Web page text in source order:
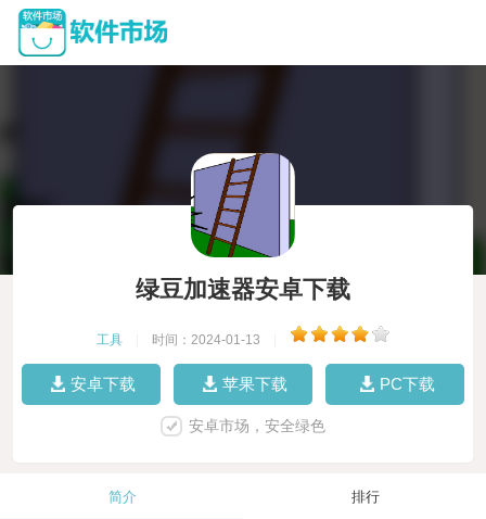
绿豆加速器安卓下载
工具 时间：2024-01-13
安卓下载 苹果下载 PC下载
安卓市场，安全绿色
简介 排行